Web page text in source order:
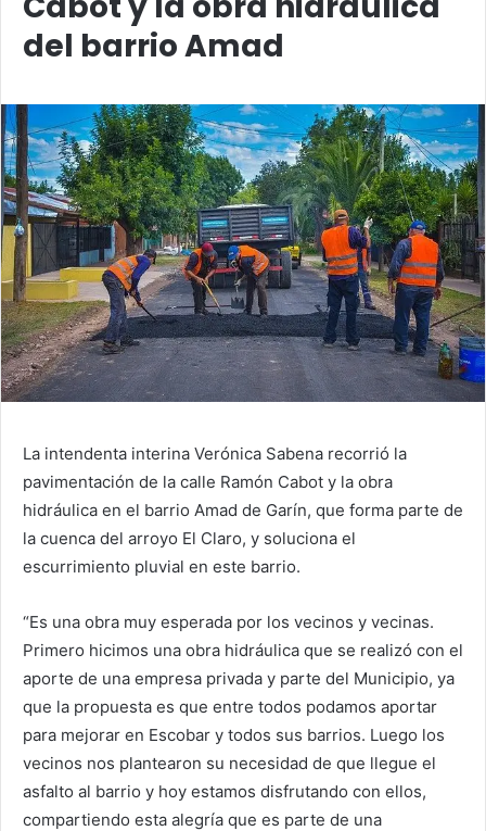
del barrio Amad
La intendenta interina Verónica Sabena recorrió la
pavimentación de la calle Ramón Cabot y la obra
hidráulica en el barrio Amad de Garín, que forma parte de
la cuenca del arroyo El Claro, y soluciona el
escurrimiento pluvial en este barrio.
“Es una obra muy esperada por los vecinos y vecinas.
Primero hicimos una obra hidráulica que se realizó con el
aporte de una empresa privada y parte del Municipio, ya
que la propuesta es que entre todos podamos aportar
para mejorar en Escobar y todos sus barrios. Luego los
vecinos nos plantearon su necesidad de que llegue el
asfalto al barrio y hoy estamos disfrutando con ellos,
compartiendo esta alegría que es parte de una